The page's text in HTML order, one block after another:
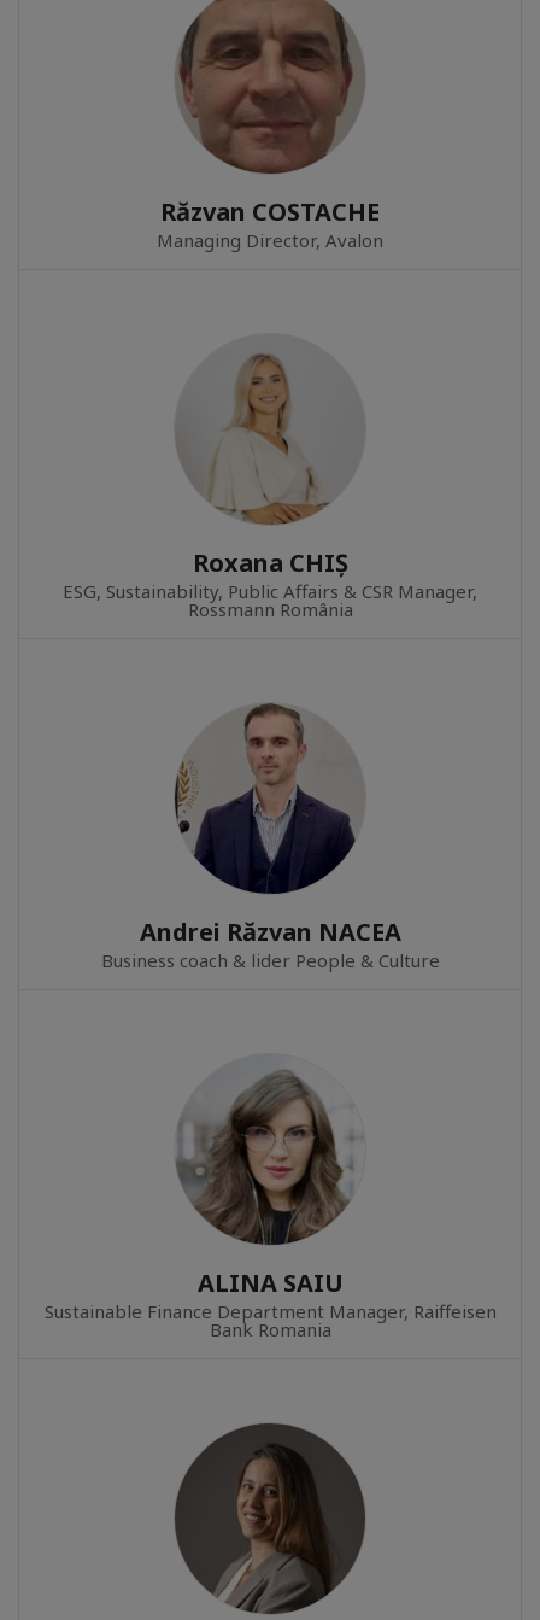
Răzvan COSTACHE
Managing Director, Avalon
Roxana CHIȘ
ESG, Sustainability, Public Affairs & CSR Manager,
Rossmann România
Andrei Răzvan NACEA
Business coach & lider People & Culture
ALINA SAIU
Sustainable Finance Department Manager, Raiffeisen
Bank Romania